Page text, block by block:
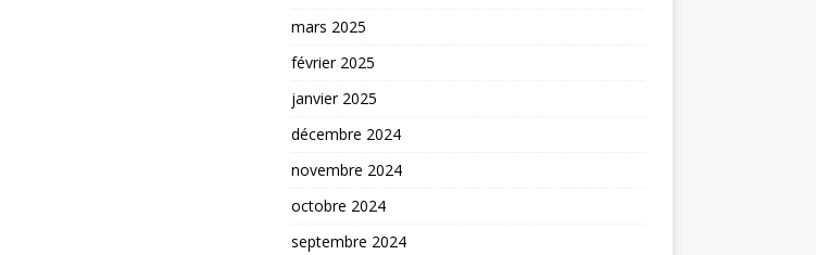
mars 2025
février 2025
janvier 2025
décembre 2024
novembre 2024
octobre 2024
septembre 2024